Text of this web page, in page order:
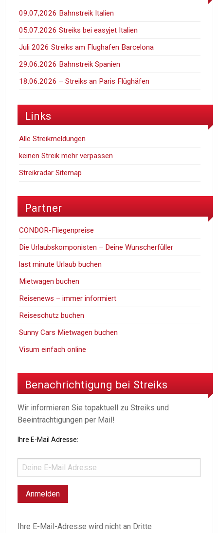
09.07,2026 Bahnstreik Italien
05.07.2026 Streiks bei easyjet Italien
Juli 2026 Streiks am Flughafen Barcelona
29.06.2026 Bahnstreik Spanien
18.06.2026 – Streiks an Paris Flüghäfen
Links
Alle Streikmeldungen
keinen Streik mehr verpassen
Streikradar Sitemap
Partner
CONDOR-Fliegenpreise
Die Urlaubskomponisten – Deine Wunscherfüller
last minute Urlaub buchen
Mietwagen buchen
Reisenews – immer informiert
Reiseschutz buchen
Sunny Cars Mietwagen buchen
Visum einfach online
Benachrichtigung bei Streiks
Wir informieren Sie topaktuell zu Streiks und
Beeinträchtigungen per Mail!
Ihre E-Mail Adresse:
Ihre E-Mail-Adresse wird nicht an Dritte